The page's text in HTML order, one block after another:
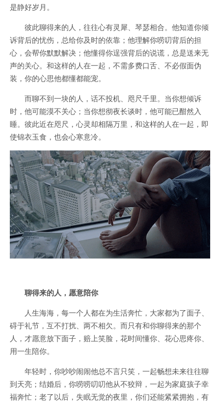
是静好岁月。
彼此聊得来的人，往往心有灵犀、琴瑟相合。他知道你倾
诉背后的忧伤，总给你及时的依靠；他理解你唠叨背后的担
心，会帮你默默解决；他懂得你逞强背后的说谎，总是送来无
声的关心。和这样的人在一起，不需多费口舌、不必假面伪
装，你的心思他都懂都能宠。
而聊不到一块的人，话不投机、咫尺千里。当你想倾诉
时，他可能漠不关心；当你想彻夜长谈时，他可能已酣然入
睡。彼此近在咫尺，心灵却相隔万里，和这样的人在一起，即
使锦衣玉食，也会心寒意冷。
聊得来的人，愿意陪你
人生海海，每一个人都在为生活奔忙，大家都为了面子、
碍于礼节，互不打扰、两不相欠。而只有和你聊得来的那个
人，才愿意放下面子，赔上笑脸，花时间懂你、花心思疼你、
用一生陪你。
年轻时，你吵吵闹闹他总不言只笑，一起畅想未来往往聊
到天亮； 结婚后，你唠唠叨叨他从不狡辩，一起为家庭孩子幸
福奔忙；老了以后，失眠无觉的夜里，你们还能紧紧拥抱，有